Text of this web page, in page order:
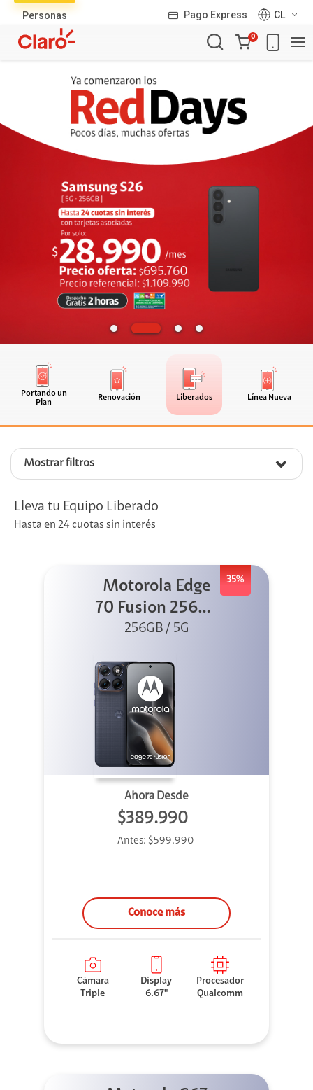
Personas Pago Express
CL
Carro
de
0
Portando un
Plan
Renovación Liberados Línea Nueva
Mostrar filtros
productos
Lleva tu Equipo Liberado
Hasta en 24 cuotas sin interés
35%
Motorola Edge
70 Fusion 256GB
Azul
256GB / 5G
Ahora Desde
$389.990
Antes: $599.990
Conoce más
Cámara
Triple
Display
6.67"
Procesador
Qualcomm